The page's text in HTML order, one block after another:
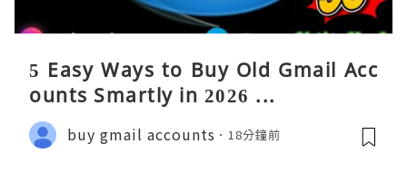
5 Easy Ways to Buy Old Gmail Acc
ounts Smartly in 2026 ...
buy gmail accounts 18分鐘前